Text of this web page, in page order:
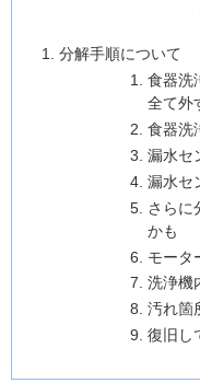
分解手順について
食器洗
全て外
食器洗
漏水セ
漏水セ
さら
かも
モータ
洗浄機
汚れ箇
復旧し